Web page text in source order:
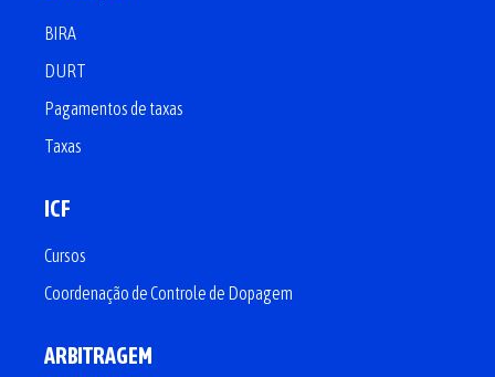
BIRA
DURT
Pagamentos de taxas
Taxas
ICF
Cursos
Coordenação de Controle de Dopagem
ARBITRAGEM